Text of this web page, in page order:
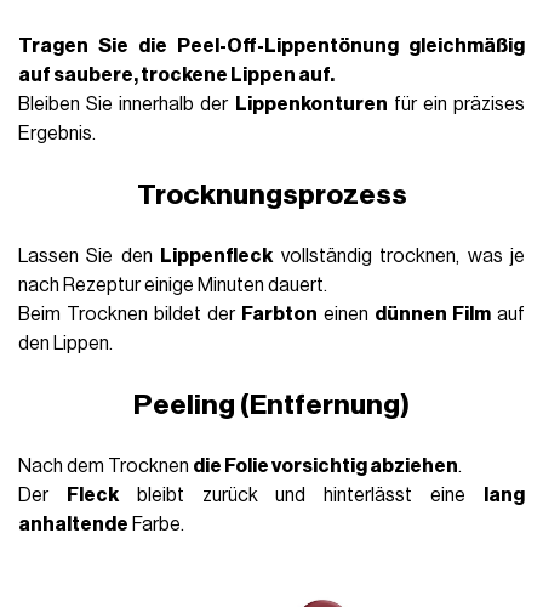
Tragen Sie die Peel-Off-Lippentönung gleichmäßig
auf saubere, trockene Lippen auf.
Bleiben Sie innerhalb der Lippenkonturen für ein präzises
Ergebnis.
Trocknungsprozess
Lassen Sie den Lippenfleckvollständig trocknen, was je
nach Rezeptur einige Minuten dauert.
Beim Trocknen bildet der Farbton einen dünnen Filmauf
den Lippen.
Peeling (Entfernung)
Nach dem Trocknen die Folie vorsichtig abziehen.
Der
Fleckbleibt zurück und hinterlässt eine
lang
anhaltende Farbe.